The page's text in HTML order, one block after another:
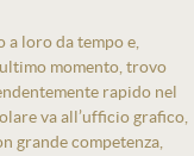
loro da tempo e,
momento, trovo
rapido nel
va all’ufficio grafico,
grande competenza,